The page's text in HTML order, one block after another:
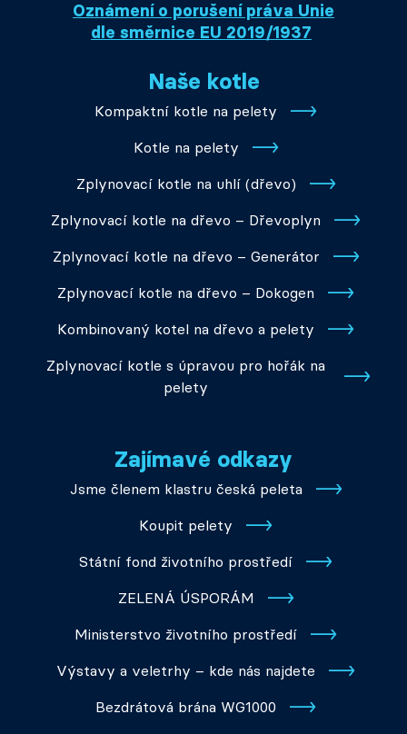
Oznámení o porušení práva Unie
dle směrnice EU 2019/1937
Naše kotle
Kompaktní kotle na pelety
Kotle na pelety
Zplynovací kotle na uhlí (dřevo)
Zplynovací kotle na dřevo – Dřevoplyn
Zplynovací kotle na dřevo – Generátor
Zplynovací kotle na dřevo – Dokogen
Kombinovaný kotel na dřevo a pelety
Zplynovací kotle s úpravou pro hořák na
pelety
Zajímavé odkazy
Jsme členem klastru česká peleta
Koupit pelety
Státní fond životního prostředí
ZELENÁ ÚSPORÁM
Ministerstvo životního prostředí
Výstavy a veletrhy – kde nás najdete
Bezdrátová brána WG1000